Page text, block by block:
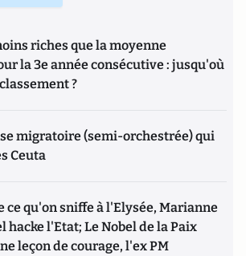
riches que la moyenne
la 3e année consécutive : jusqu'où
?
migratoire (semi-orchestrée) qui
Ceuta
ce qu'on sniffe à l'Elysée, Marianne
hacke l'Etat; Le Nobel de la Paix
leçon de courage, l'ex PM